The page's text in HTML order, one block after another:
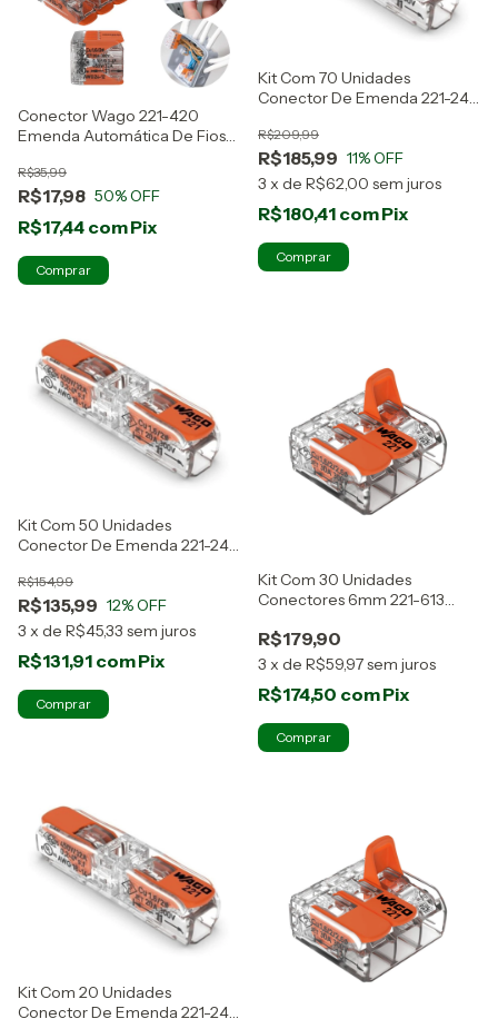
Conector Wago 221-420
Emenda Automática De Fios
R$17,98
R$35,99
50% OFF
R$17,44 comPix
Kit Com 70 Unidades
Conector De Emenda 221-2411
R$185,99
R$209,99
11% OFF
3 x de R$62,00 sem juros
R$180,41 comPix
Kit Com 50 Unidades
Conector De Emenda 221-2411
R$135,99
R$154,99
12% OFF
3 x de R$45,33 sem juros
R$131,91 comPix
Kit Com 30 Unidades
Conectores 6mm 221-613
R$179,90
3 x de R$59,97sem juros
R$174,50 comPix
Kit Com 20 Unidades
Conector De Emenda 221-2411